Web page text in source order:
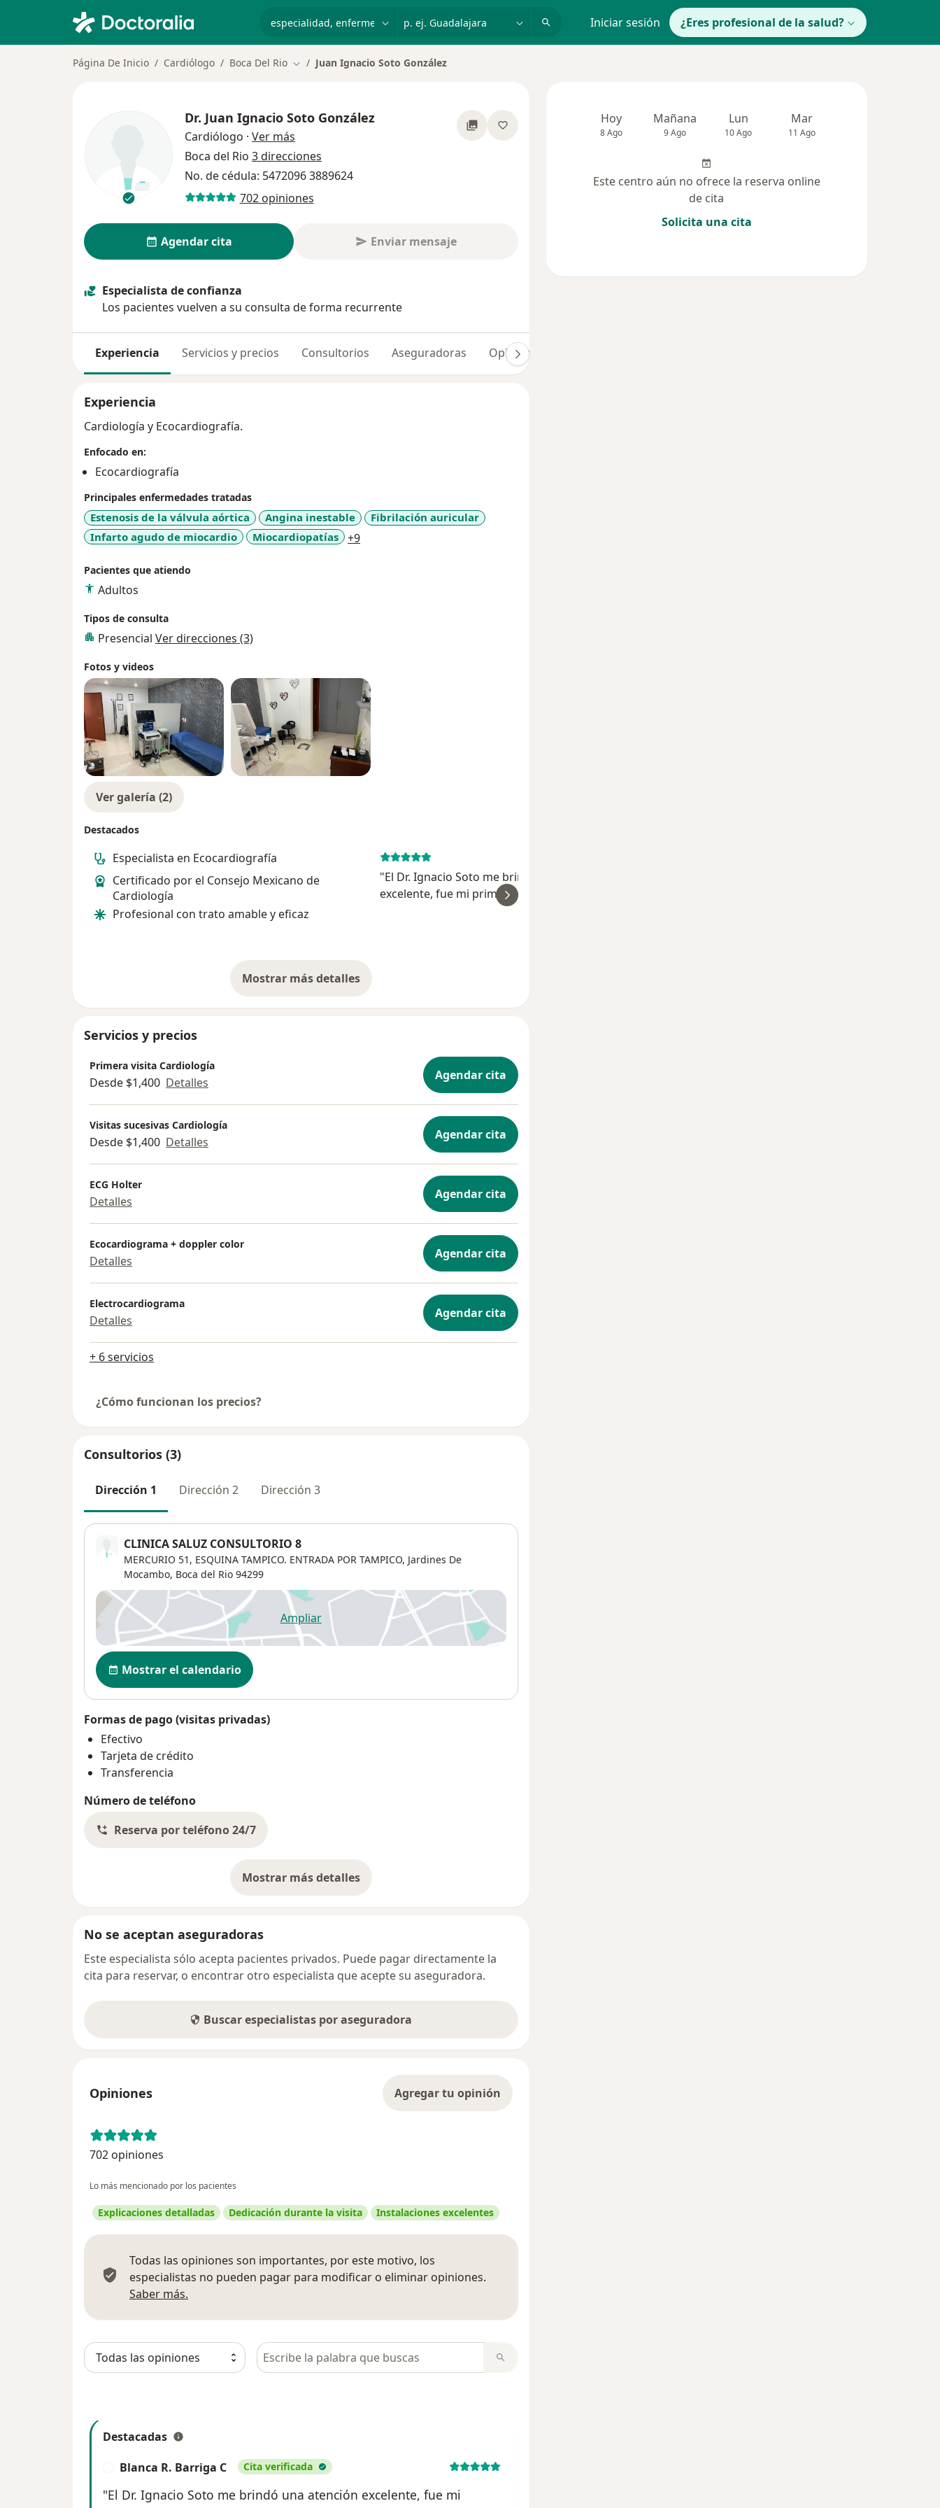
Iniciar sesión ¿Eres profesional de la salud?
Página De Inicio Cardiólogo Boca Del Rio Cambiar de ciudad
Juan Ignacio Soto González
Dr. Juan Ignacio Soto González
Cardiólogo · Ver más
Boca del Rio 3 direcciones
No. de cédula: 5472096 3889624
702 opiniones
Agendar cita Enviar mensaje
Especialista de confianza
Los pacientes vuelven a su consulta de forma recurrente
Experiencia Servicios y precios Consultorios Aseguradoras Opiniones (702)
Experiencia
Cardiología y Ecocardiografía.
Enfocado en:
Ecocardiografía
Principales enfermedades tratadas
Estenosis de la válvula aórtica Angina inestable
Fibrilación auricular
Infarto agudo de miocardio
Miocardiopatías +9a11y_sr_more_diseases
Pacientes que atiendo
Adultos
Tipos de consulta
Presencial Ver direcciones (3)
Fotos y videos
Ver galería (2)
Destacados
Especialista en Ecocardiografía
Certificado por el Consejo Mexicano de
Cardiología
Profesional con trato amable y eficaz
"El Dr. Ignacio Soto me brindó una atención
excelente, fue mi primer consulta con él , es muy
profesional, atento y se aseguró de explicarme
Mostrar más detalles
sobre la experiencia
Servicios y precios
Primera visita Cardiología
Desde $1,400 Detalles Agendar cita
Visitas sucesivas Cardiología
Desde $1,400 Detalles Agendar cita
ECG Holter
Detalles Agendar cita
Ecocardiograma + doppler color
Detalles Agendar cita
Electrocardiograma
Detalles Agendar cita
+ 6 servicios
¿Cómo funcionan los precios?
Consultorios (3)
Dirección 1 Dirección 2 Dirección 3
CLINICA SALUZ CONSULTORIO 8
MERCURIO 51, ESQUINA TAMPICO. ENTRADA POR TAMPICO, Jardines De
Mocambo, Boca del Rio 94299
Ampliarse abre en una nueva pestaña
Disponibilidad
Mostrar el calendario
Formas de pago (visitas privadas)
Efectivo
Tarjeta de crédito
Transferencia
Número de teléfono
Reserva por teléfono 24/7
Mostrar más detalles
sobre la dirección
No se aceptan aseguradoras
Este especialista sólo acepta pacientes privados. Puede pagar directamente la
cita para reservar, o encontrar otro especialista que acepte su aseguradora.
Buscar especialistas por aseguradora
Opiniones Agregar tu opinión
702 opiniones
Lo más mencionado por los pacientes
Explicaciones detalladas Dedicación durante la visita Instalaciones excelentes
Todas las opiniones son importantes, por este motivo, los
especialistas no pueden pagar para modificar o eliminar opiniones.
Saber más.
Busca en opiniones
Destacadas
Blanca R. Barriga C Cita verificada
"El Dr. Ignacio Soto me brindó una atención excelente, fue mi
Hoy
8 Ago
Mañana
9 Ago
Lun
10 Ago
Mar
11 Ago
Este centro aún no ofrece la reserva online
de cita
Solicita una cita